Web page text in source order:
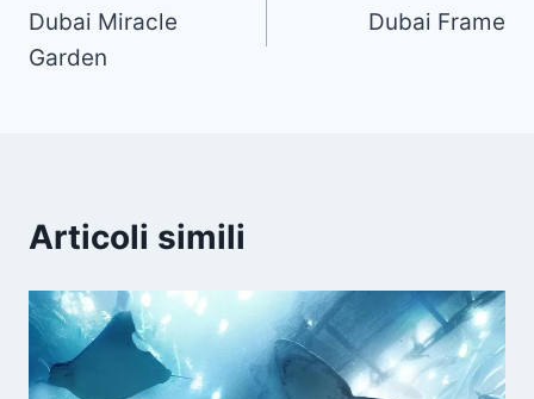
articoli
Dubai Miracle
Garden
Dubai Frame
Articoli simili